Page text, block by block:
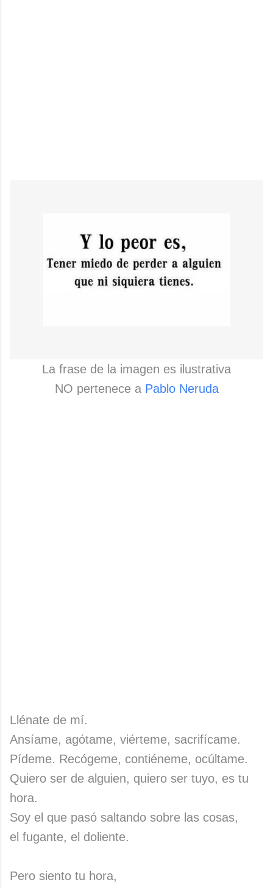
La frase de la imagen es ilustrativa
NO pertenece a Pablo Neruda
Llénate de mí.
Ansíame, agótame, viérteme, sacrifícame.
Pídeme. Recógeme, contiéneme, ocúltame.
Quiero ser de alguien, quiero ser tuyo, es tu
hora.
Soy el que pasó saltando sobre las cosas,
el fugante, el doliente.
Pero siento tu hora,